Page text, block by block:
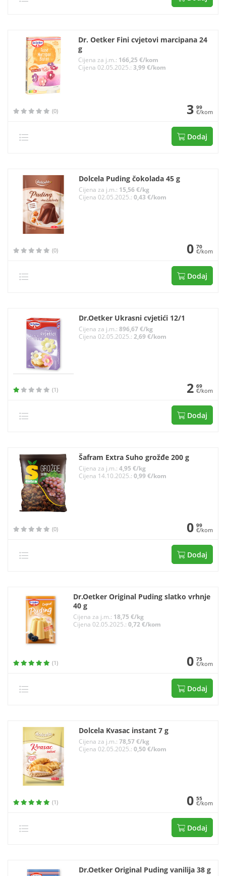
Dr. Oetker Fini cvjetovi marcipana 24
g
Cijena za j.m.: 166,25 €/kom
Cijena 02.05.2025.:3,99 €/kom
(0) 3 99
€/kom
Dodaj
Dolcela Puding čokolada 45 g
Cijena za j.m.: 15,56 €/kg
Cijena 02.05.2025.: 0,43 €/kom
(0) 0 70
€/kom
Dodaj
Dr.Oetker Ukrasni cvjetići 12/1
Cijena za j.m.: 896,67 €/kg
Cijena 02.05.2025.: 2,69 €/kom
(1) 2 69
€/kom
Dodaj
Šafram Extra Suho grožđe 200 g
Cijena za j.m.: 4,95 €/kg
Cijena 14.10.2025.: 0,99 €/kom
(0) 0 99
€/kom
Dodaj
Dr.Oetker Original Puding slatko vrhnje
40 g
Cijena za j.m.: 18,75 €/kg
Cijena 02.05.2025.:0,72 €/kom
(1) 0 75
€/kom
Dodaj
Dolcela Kvasac instant 7 g
Cijena za j.m.: 78,57 €/kg
Cijena 02.05.2025.: 0,50 €/kom
(1) 0 55
€/kom
Dodaj
Dr.Oetker Original Puding vanilija 38 g